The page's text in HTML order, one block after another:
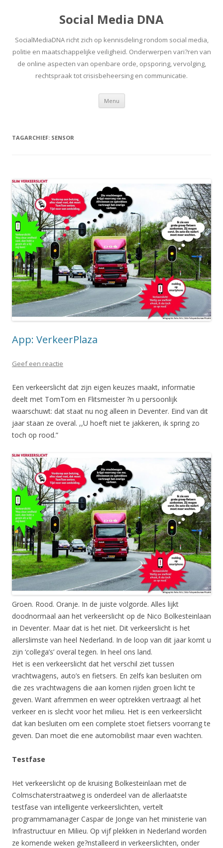
Social Media DNA
SocialMediaDNA richt zich op kennisdeling rondom social media,
politie en maatschappelijke veiligheid. Onderwerpen vari?ren van
de online aspecten van openbare orde, opsporing, vervolging,
rechtspraak tot crisisbeheersing en communicatie.
Menu Spring
inhoud
TAGARCHIEF: SENSOR
App: VerkeerPlaza
Geef een reactie
Een verkeerslicht dat zijn eigen keuzes maakt, informatie
deelt met TomTom en Flitsmeister ?n u persoonlijk
waarschuwt: dat staat nu nog alleen in Deventer. Eind van dit
jaar staan ze overal. ,,U hoeft niet te jakkeren, ik spring zo
toch op rood.”
Groen. Rood. Oranje. In de juiste volgorde. Alles lijkt
doodnormaal aan het verkeerslicht op de Nico Bolkesteinlaan
in Deventer. Maar dat is het niet. Dit verkeerslicht is het
allerslimste van heel Nederland. In de loop van dit jaar komt u
zijn ‘collega’s’ overal tegen. In heel ons land.
Het is een verkeerslicht dat het verschil ziet tussen
vrachtwagens, auto’s en fietsers. En zelfs kan besluiten om
die zes vrachtwagens die aan komen rijden groen licht te
geven. Want afremmen en weer optrekken vertraagt al het
verkeer en is slecht voor het milieu. Het is een verkeerslicht
dat kan besluiten om een complete stoet fietsers voorrang te
geven. Dan moet die ene automobilist maar even wachten.
Testfase
Het verkeerslicht op de kruising Bolkesteinlaan met de
Colmschaterstraatweg is onderdeel van de allerlaatste
testfase van intelligente verkeerslichten, vertelt
programmamanager Caspar de Jonge van het ministerie van
Infrastructuur en Milieu. Op vijf plekken in Nederland worden
ze komende weken ge?nstalleerd in verkeerslichten, onder